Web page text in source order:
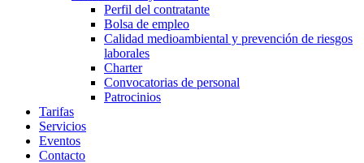
Perfil del contratante
Bolsa de empleo
Calidad medioambiental y prevención de riesgos
laborales
Charter
Convocatorias de personal
Patrocinios
Tarifas
Servicios
Eventos
Contacto